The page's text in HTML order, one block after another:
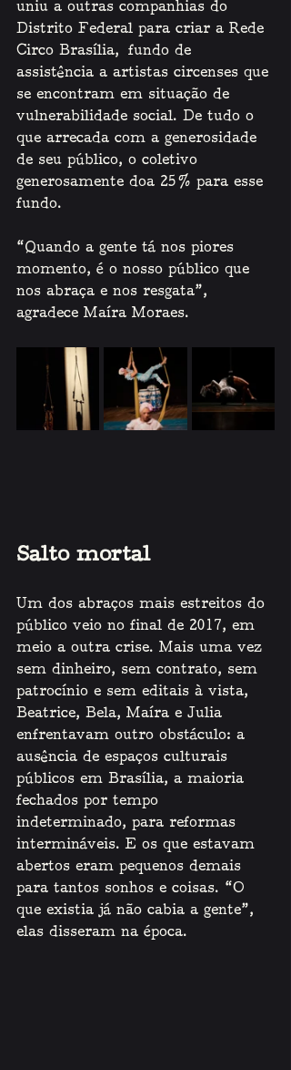
uniu a outras companhias do
Distrito Federal para criar a Rede
Circo Brasília, fundo de
assistência a artistas circenses que
se encontram em situação de
vulnerabilidade social. De tudo o
que arrecada com a generosidade
de seu público, o coletivo
generosamente doa 25% para esse
fundo.
“Quando a gente tá nos piores
momento, é o nosso público que
nos abraça e nos resgata”,
agradece Maíra Moraes.
Salto mortal
Um dos abraços mais estreitos do
público veio no final de 2017, em
meio a outra crise. Mais uma vez
sem dinheiro, sem contrato, sem
patrocínio e sem editais à vista,
Beatrice, Bela, Maíra e Julia
enfrentavam outro obstáculo: a
ausência de espaços culturais
públicos em Brasília, a maioria
fechados por tempo
indeterminado, para reformas
intermináveis. E os que estavam
abertos eram pequenos demais
para tantos sonhos e coisas. “O
que existia já não cabia a gente”,
elas disseram na época.